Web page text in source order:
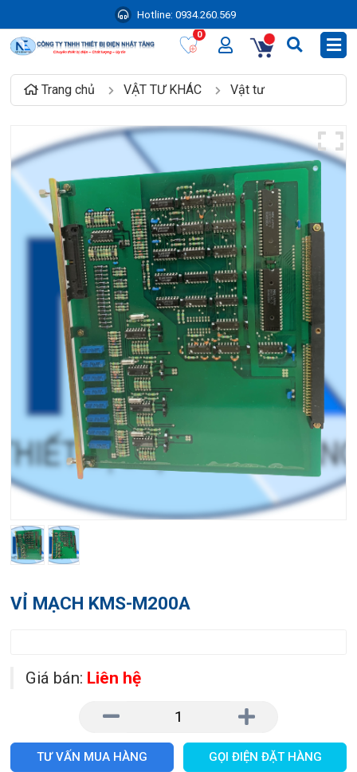
Hotline: 0934.260.569
0
Trang chủ VẬT TƯ KHÁC Vật tư
VỈ MẠCH KMS-M200A
Giá bán: Liên hệ
TƯ VẤN MUA HÀNG GỌI ĐIỆN ĐẶT HÀNG